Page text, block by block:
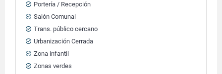
Portería / Recepción
Salón Comunal
Trans. público cercano
Urbanización Cerrada
Zona infantil
Zonas verdes